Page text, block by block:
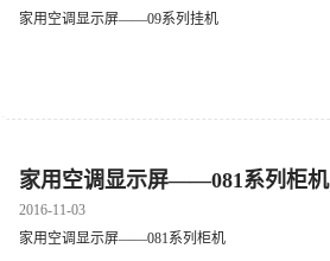
家用空调显示屏——09系列挂机
家用空调显示屏——081系列柜机
2016-11-03
家用空调显示屏——081系列柜机